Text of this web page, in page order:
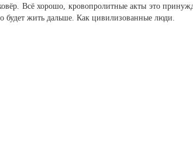
Всё хорошо, кровопролитные акты это
будет жить дальше. Как цивилизованные люди.